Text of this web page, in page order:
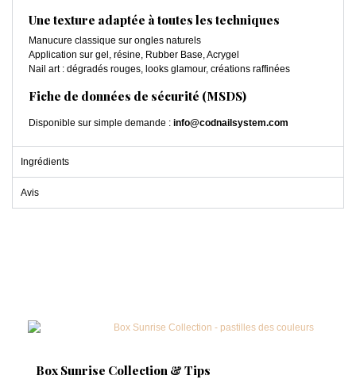
Une texture adaptée à toutes les techniques
Manucure classique sur ongles naturels
Application sur gel, résine, Rubber Base, Acrygel
Nail art : dégradés rouges, looks glamour, créations raffinées
Fiche de données de sécurité (MSDS)
Disponible sur simple demande : info@codnailsystem.com
Ingrédients
Avis
Box Sunrise Collection & Tips